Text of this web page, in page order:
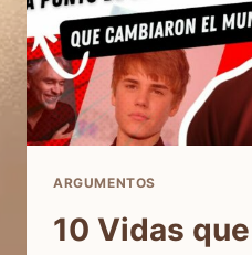
ARGUMENTOS
10 Vidas